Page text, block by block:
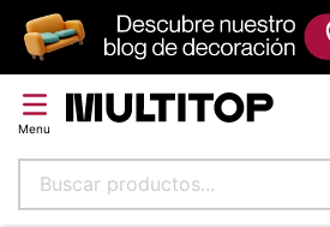
Buscar productos...